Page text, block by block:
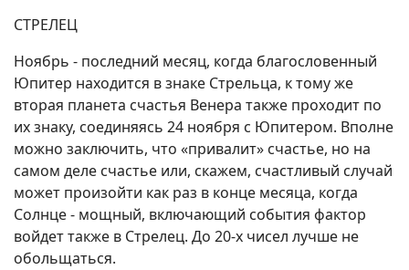
СТРЕЛЕЦ
Ноябрь - последний месяц, когда благословенный
Юпитер находится в знаке Стрельца, к тому же
вторая планета счастья Венера также проходит по
их знаку, соединяясь 24 ноября с Юпитером. Вполне
можно заключить, что «привалит» счастье, но на
самом деле счастье или, скажем, счастливый случай
может произойти как раз в конце месяца, когда
Солнце - мощный, включающий события фактор
войдет также в Стрелец. До 20-х чисел лучше не
обольщаться.